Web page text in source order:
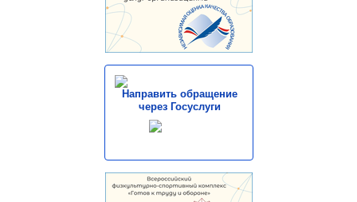
Направить обращение
через Госуслуги